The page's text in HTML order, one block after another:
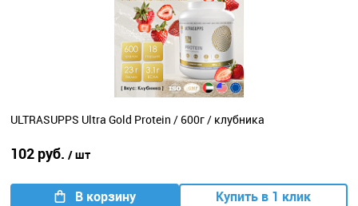
ULTRASUPPS Ultra Gold Protein / 600г / клубника
102 руб. / шт
В корзину Купить в 1 клик